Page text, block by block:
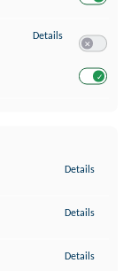
Details zu Entwicklung
Details
Details
Details